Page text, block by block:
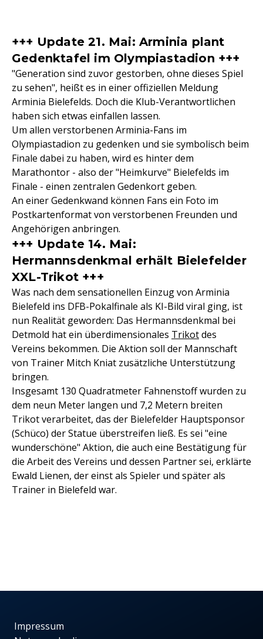
+++ Update 21. Mai: Arminia plant
Gedenktafel im Olympiastadion +++
"Generation sind zuvor gestorben, ohne dieses Spiel
zu sehen", heißt es in einer offiziellen Meldung
Arminia Bielefelds. Doch die Klub-Verantwortlichen
haben sich etwas einfallen lassen.
Um allen verstorbenen Arminia-Fans im
Olympiastadion zu gedenken und sie symbolisch beim
Finale dabei zu haben, wird es hinter dem
Marathontor - also der "Heimkurve" Bielefelds im
Finale - einen zentralen Gedenkort geben.
An einer Gedenkwand können Fans ein Foto im
Postkartenformat von verstorbenen Freunden und
Angehörigen anbringen.
+++ Update 14. Mai:
Hermannsdenkmal erhält Bielefelder
XXL-Trikot +++
Was nach dem sensationellen Einzug von Arminia
Bielefeld ins DFB-Pokalfinale als KI-Bild viral ging, ist
nun Realität geworden: Das Hermannsdenkmal bei
Detmold hat ein überdimensionales Trikotdes
Vereins bekommen. Die Aktion soll der Mannschaft
von Trainer Mitch Kniat zusätzliche Unterstützung
bringen.
Insgesamt 130 Quadratmeter Fahnenstoff wurden zu
dem neun Meter langen und 7,2 Metern breiten
Trikot verarbeitet, das der Bielefelder Hauptsponsor
(Schüco) der Statue überstreifen ließ. Es sei "eine
wunderschöne" Aktion, die auch eine Bestätigung für
die Arbeit des Vereins und dessen Partner sei, erklärte
Ewald Lienen, der einst als Spieler und später als
Trainer in Bielefeld war.
Impressum